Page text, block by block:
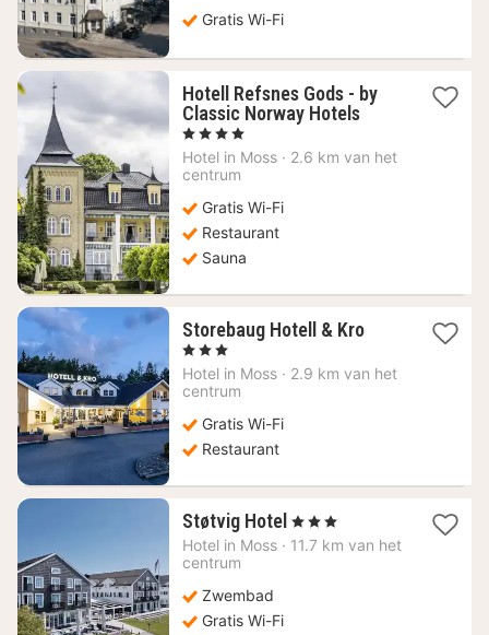
Gratis Wi-Fi
Hotell Refsnes Gods - by
Classic Norway Hotels1
vanaf
, 4 Sterren
Hotel in Moss · 2.6 km van het
centrum
Gratis Wi-Fi
Restaurant
Sauna
Storebaug Hotell & Kro1
vanaf
, 3 Sterren
Hotel in Moss · 2.9 km van het
centrum
Gratis Wi-Fi
Restaurant
Støtvig Hotel 1
nacht
, 3 Sterren
Hotel in Moss · 11.7 km van het
centrum
Zwembad
Gratis Wi-Fi